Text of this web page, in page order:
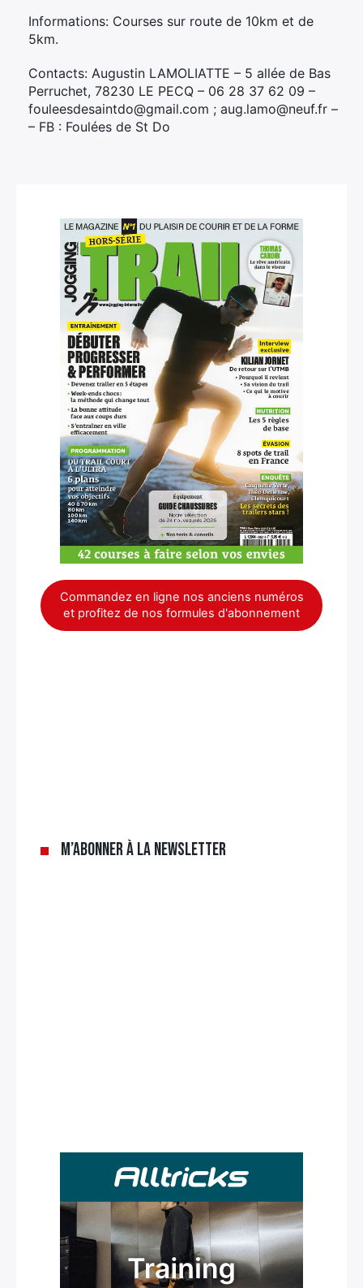
Informations: Courses sur route de 10km et de
5km.
Contacts: Augustin LAMOLIATTE – 5 allée de Bas
Perruchet, 78230 LE PECQ – 06 28 37 62 09 –
fouleesdesaintdo@gmail.com ; aug.lamo@neuf.fr –
– FB : Foulées de St Do
Commandez en ligne nos anciens numéros
et profitez de nos formules d'abonnement
M’abonner à la newsletter